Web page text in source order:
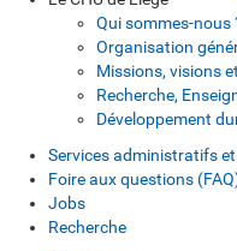
Qui sommes-nous
Organisation
Missions, visions
Recherche,
Développement
Services administratifs
Foire aux questions
Jobs
Recherche